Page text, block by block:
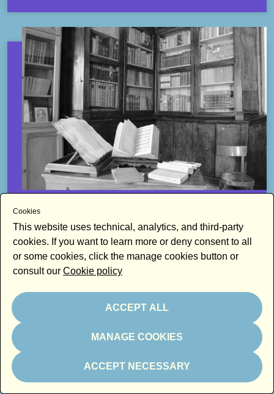
ARCHIVIO STORICO DIOCESANO DI MODENA
NONANTOLA
ARCHIVI DI MODENA IN RETE
Cookies
This website uses technical, analytics, and third-party
cookies. If you want to learn more or deny consent to all
or some cookies, click the manage cookies button or
consult our Cookie policy
ACCEPT ALL
MANAGE COOKIES
ACCEPT NECESSARY